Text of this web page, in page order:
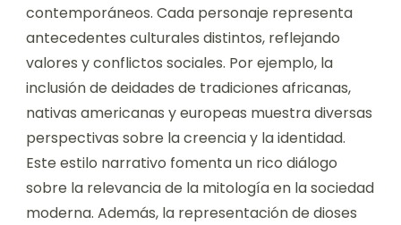
contemporáneos. Cada personaje representa
antecedentes culturales distintos, reflejando
valores y conflictos sociales. Por ejemplo, la
inclusión de deidades de tradiciones africanas,
nativas americanas y europeas muestra diversas
perspectivas sobre la creencia y la identidad.
Este estilo narrativo fomenta un rico diálogo
sobre la relevancia de la mitología en la sociedad
moderna. Además, la representación de dioses